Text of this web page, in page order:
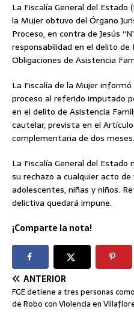
La Fiscalía General del Estado
la Mujer obtuvo del Órgano
Proceso, en contra de Jesús
responsabilidad en el delito
Obligaciones de Asistencia
La Fiscalía de la Mujer
proceso al referido imputado
en el delito de Asistencia
cautelar, prevista en el
complementaria de dos meses.
La Fiscalía General del
su rechazo a cualquier acto
adolescentes, niñas y niños.
delictiva quedará impune.
¡Comparte la nota!
ANTERIOR
FGE detiene a tres personas
de Robo con Violencia en